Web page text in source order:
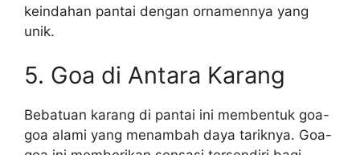
keindahan pantai dengan ornamennya yang
unik.
5. Goa di Antara Karang
Bebatuan karang di pantai ini membentuk goa-
goa alami yang menambah daya tariknya. Goa-